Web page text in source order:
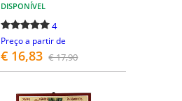
DISPONÍVEL
4
Preço a partir de
€ 16,83 € 17,90